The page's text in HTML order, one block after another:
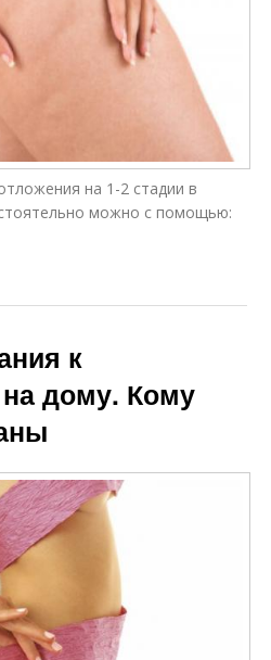
на 1-2 стадии в
можно с помощью:
к
дому. Кому